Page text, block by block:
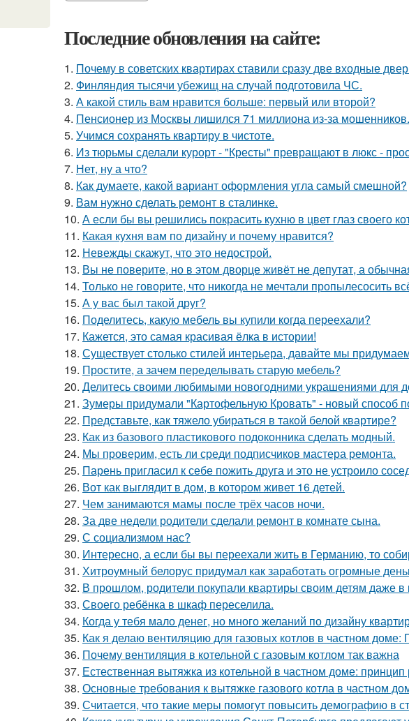
Последние обновления на сайте:
1. Почему в советских квартирах ставили сразу две входные
2. Финляндия тысячи убежищ на случай подготовила ЧС.
3. А какой стиль вам нравится больше: первый или второй?
4. Пенсионер из Москвы лишился 71 миллиона из-за мошенников.
5. Учимся сохранять квартиру в чистоте.
6. Из тюрьмы сделали курорт - "Кресты" превращают в люкс -
7. Нет, ну а что?
8. Как думаете, какой вариант оформления угла самый смешной?
9. Вам нужно сделать ремонт в сталинке.
10. А если бы вы решились покрасить кухню в цвет глаз своего
11. Какая кухня вам по дизайну и почему нравится?
12. Невежды скажут, что это недострой.
13. Вы не поверите, но в этом дворце живёт не депутат, а
14. Только не говорите, что никогда не мечтали пропылесосить
15. А у вас был такой друг?
16. Поделитесь, какую мебель вы купили когда переехали?
17. Кажется, это самая красивая ёлка в истории!
18. Существует столько стилей интерьера, давайте мы
19. Простите, а зачем переделывать старую мебель?
20. Делитесь своими любимыми новогодними украшениями для
21. Зумеры придумали "Картофельную Кровать" - новый способ
22. Представьте, как тяжело убираться в такой белой квартире?
23. Как из базового пластикового подоконника сделать модный.
24. Мы проверим, есть ли среди подписчиков мастера ремонта.
25. Парень пригласил к себе пожить друга и это не устроило
26. Вот как выглядит в дом, в котором живет 16 детей.
27. Чем занимаются мамы после трёх часов ночи.
28. За две недели родители сделали ремонт в комнате сына.
29. С социализмом нас?
30. Интересно, а если бы вы переехали жить в Германию, то
31. Хитроумный белорус придумал как заработать огромные
32. В прошлом, родители покупали квартиры своим детям даже в
33. Своего ребёнка в шкаф переселила.
34. Когда у тебя мало денег, но много желаний по дизайну
35. Как я делаю вентиляцию для газовых котлов в частном доме:
36. Почему вентиляция в котельной с газовым котлом так важна
37. Естественная вытяжка из котельной в частном доме:
38. Основные требования к вытяжке газового котла в частном
39. Считается, что такие меры помогут повысить демографию в